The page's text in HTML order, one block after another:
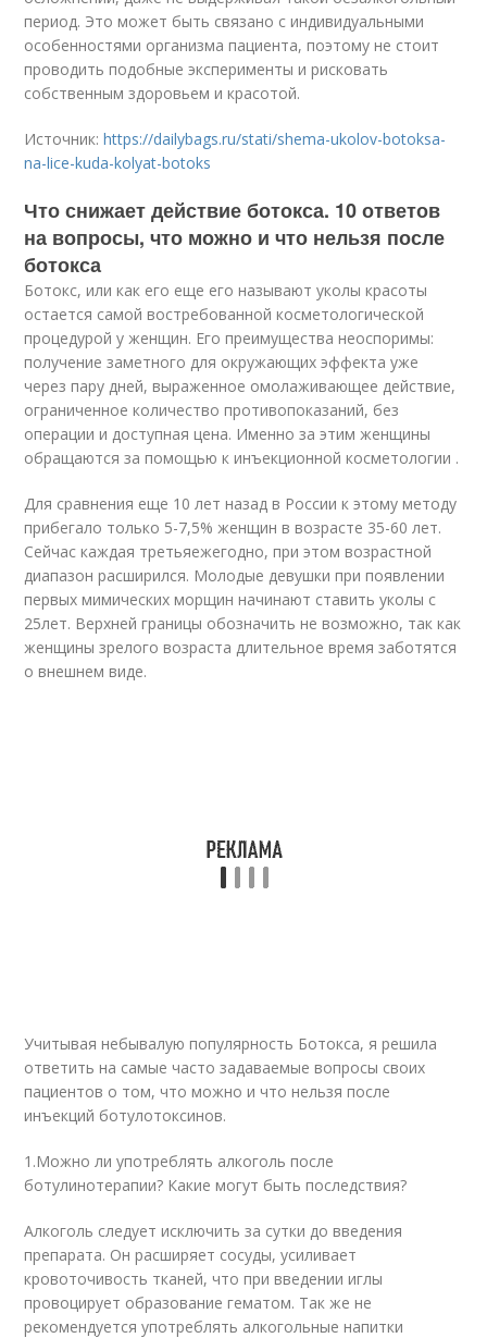
период. Это может быть связано с индивидуальными
особенностями организма пациента, поэтому не стоит
проводить подобные эксперименты и рисковать
собственным здоровьем и красотой.
Источник:https://dailybags.ru/stati/shema-ukolov-botoksa-
na-lice-kuda-kolyat-botoks
Что снижает действие ботокса. 10 ответов
на вопросы, что можно и что нельзя после
ботокса
Ботокс, или как его еще его называют уколы красоты
остается самой востребованной косметологической
процедурой у женщин. Его преимущества неоспоримы:
получение заметного для окружающих эффекта уже
через пару дней, выраженное омолаживающее действие,
ограниченное количество противопоказаний, без
операции и доступная цена. Именно за этим женщины
обращаются за помощью к инъекционной косметологии .
Для сравнения еще 10 лет назад в России к этому методу
прибегало только 5-7,5% женщин в возрасте 35-60 лет.
Сейчас каждая третьяежегодно, при этом возрастной
диапазон расширился. Молодые девушки при появлении
первых мимических морщин начинают ставить уколы с
25лет. Верхней границы обозначить не возможно, так как
женщины зрелого возраста длительное время заботятся
о внешнем виде.
Учитывая небывалую популярность Ботокса, я решила
ответить на самые часто задаваемые вопросы своих
пациентов о том, что можно и что нельзя после
инъекций ботулотоксинов.
1.Можно ли употреблять алкоголь после
ботулинотерапии? Какие могут быть последствия?
Алкоголь следует исключить за сутки до введения
препарата. Он расширяет сосуды, усиливает
кровоточивость тканей, что при введении иглы
провоцирует образование гематом. Так же не
рекомендуется употреблять алкогольные напитки